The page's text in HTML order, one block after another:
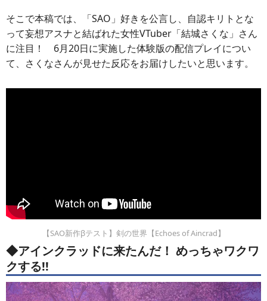
そこで本稿では、「SAO」好きを公言し、自認キリトとな
って妄想アスナと結ばれた女性VTuber「結城さくな」さん
に注目！ 6月20日に実施した体験版の配信プレイについ
て、さくなさんが見せた反応をお届けしたいと思います。
【SAO新作βテスト】剣の世界【Echoes of Aincrad】
◆アインクラッドに来たんだ！ めっちゃワクワ
クする!!